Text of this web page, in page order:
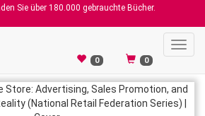
Sie über 180.000 gebrauchte Bücher.
0 0